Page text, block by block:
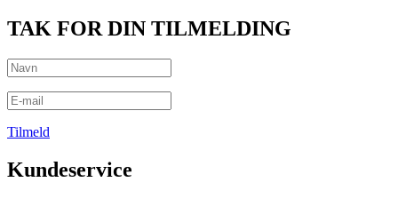
TAK FOR DIN TILMELDING
Tilmeld
Kundeservice